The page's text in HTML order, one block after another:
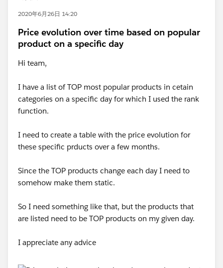
2020年6月26日 14:20
Price evolution over time based on popular
product on a specific day
Hi team,
I have a list of TOP most popular products in cetain
categories on a specific day for which I used the rank
function.
I need to create a table with the price evolution for
these specific prducts over a few months.
Since the TOP products change each day I need to
somehow make them static.
So I need something like that, but the products that
are listed need to be TOP products on my given day.
I appreciate any advice